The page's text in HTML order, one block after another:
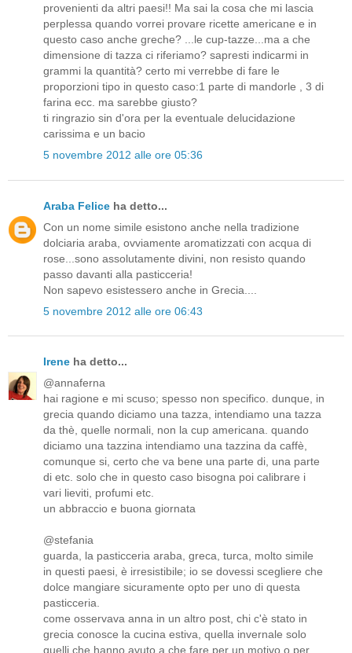
provenienti da altri paesi!! Ma sai la cosa che mi lascia
perplessa quando vorrei provare ricette americane e in
questo caso anche greche? ...le cup-tazze...ma a che
dimensione di tazza ci riferiamo? sapresti indicarmi in
grammi la quantità? certo mi verrebbe di fare le
proporzioni tipo in questo caso:1 parte di mandorle , 3 di
farina ecc. ma sarebbe giusto?
ti ringrazio sin d'ora per la eventuale delucidazione
carissima e un bacio
5 novembre 2012 alle ore 05:36
Araba Felice ha detto...
Con un nome simile esistono anche nella tradizione
dolciaria araba, ovviamente aromatizzati con acqua di
rose...sono assolutamente divini, non resisto quando
passo davanti alla pasticceria!
Non sapevo esistessero anche in Grecia....
5 novembre 2012 alle ore 06:43
Irene ha detto...
@annaferna
hai ragione e mi scuso; spesso non specifico. dunque, in
grecia quando diciamo una tazza, intendiamo una tazza
da thè, quelle normali, non la cup americana. quando
diciamo una tazzina intendiamo una tazzina da caffè,
comunque si, certo che va bene una parte di, una parte
di etc. solo che in questo caso bisogna poi calibrare i
vari lieviti, profumi etc.
un abbraccio e buona giornata
@stefania
guarda, la pasticceria araba, greca, turca, molto simile
in questi paesi, è irresistibile; io se dovessi scegliere che
dolce mangiare sicuramente opto per uno di questa
pasticceria.
come osservava anna in un altro post, chi c'è stato in
grecia conosce la cucina estiva, quella invernale solo
quelli che hanno avuto a che fare per un motivo o per